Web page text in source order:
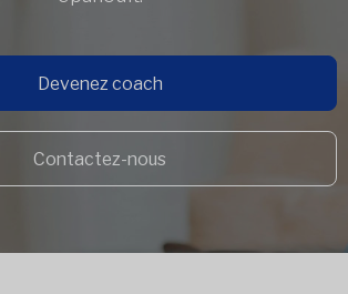
Devenez coach
Contactez-nous